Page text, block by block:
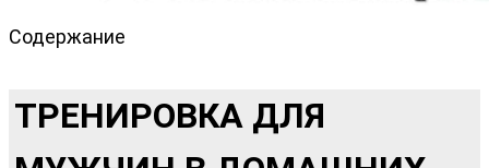
Содержание
ТРЕНИРОВКА ДЛЯ